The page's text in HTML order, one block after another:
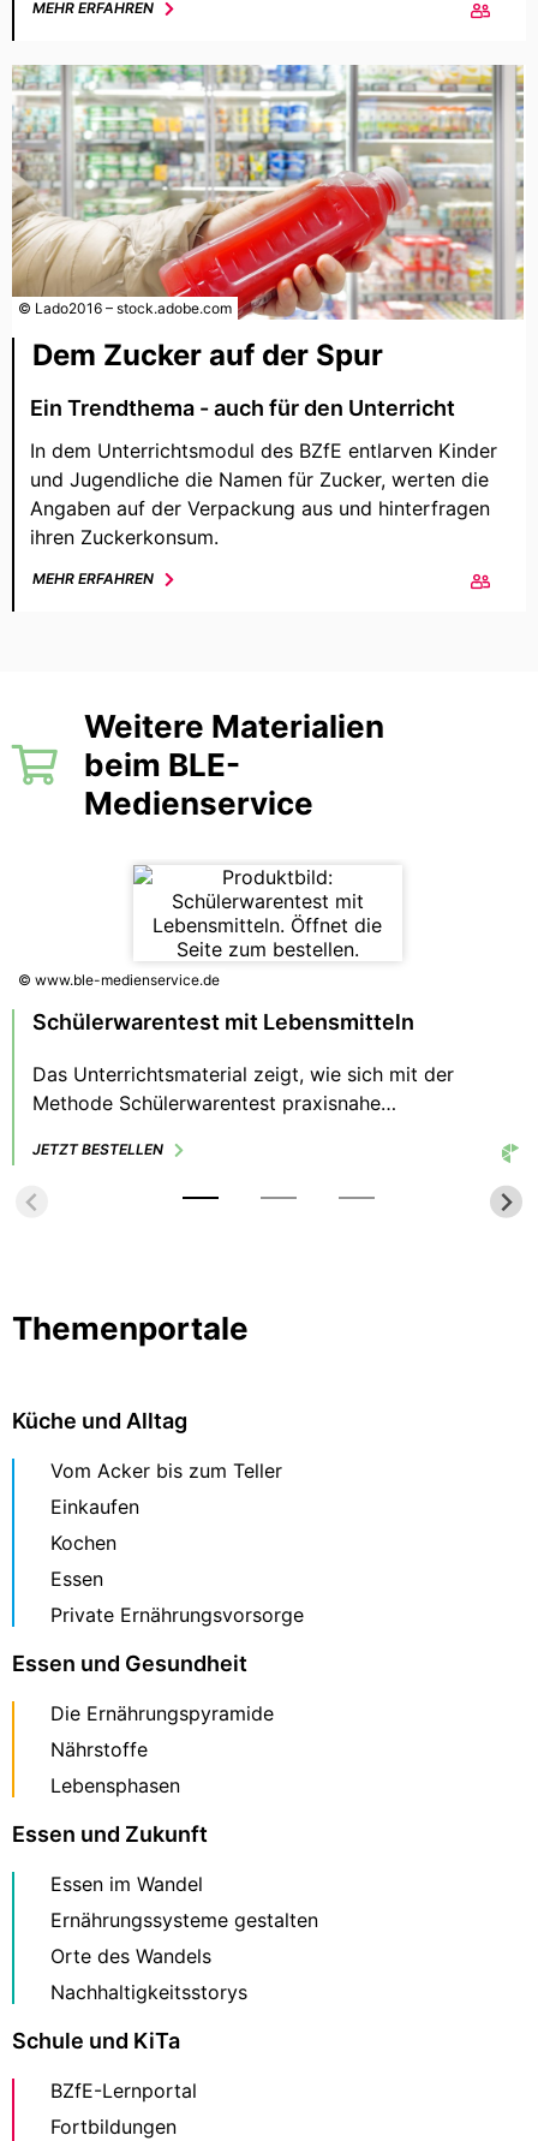
MEHR ERFAHREN
© Lado2016 – stock.adobe.com
Dem Zucker auf der Spur
Ein Trendthema - auch für den Unterricht
In dem Unterrichtsmodul des BZfE entlarven Kinder
und Jugendliche die Namen für Zucker, werten die
Angaben auf der Verpackung aus und hinterfragen
ihren Zuckerkonsum.
MEHR ERFAHREN
Weitere Materialien
beim BLE-
Medienservice
© www.ble-medienservice.de
Schülerwarentest mit Lebensmitteln
Das Unterrichtsmaterial zeigt, wie sich mit der
Methode Schülerwarentest praxisnahe
Motivierende an der Methode: Die Lernenden
wählen selbst ihr Testprodukt, hinterfragen es
kritisch, diskutieren über dessen Qualität und
JETZT BESTELLEN
Themenportale
Küche und Alltag
Vom Acker bis zum Teller
Einkaufen
Kochen
Essen
Private Ernährungsvorsorge
Essen und Gesundheit
Die Ernährungspyramide
Nährstoffe
Lebensphasen
Essen und Zukunft
Essen im Wandel
Ernährungssysteme gestalten
Orte des Wandels
Nachhaltigkeitsstorys
Schule und KiTa
BZfE-Lernportal
Fortbildungen